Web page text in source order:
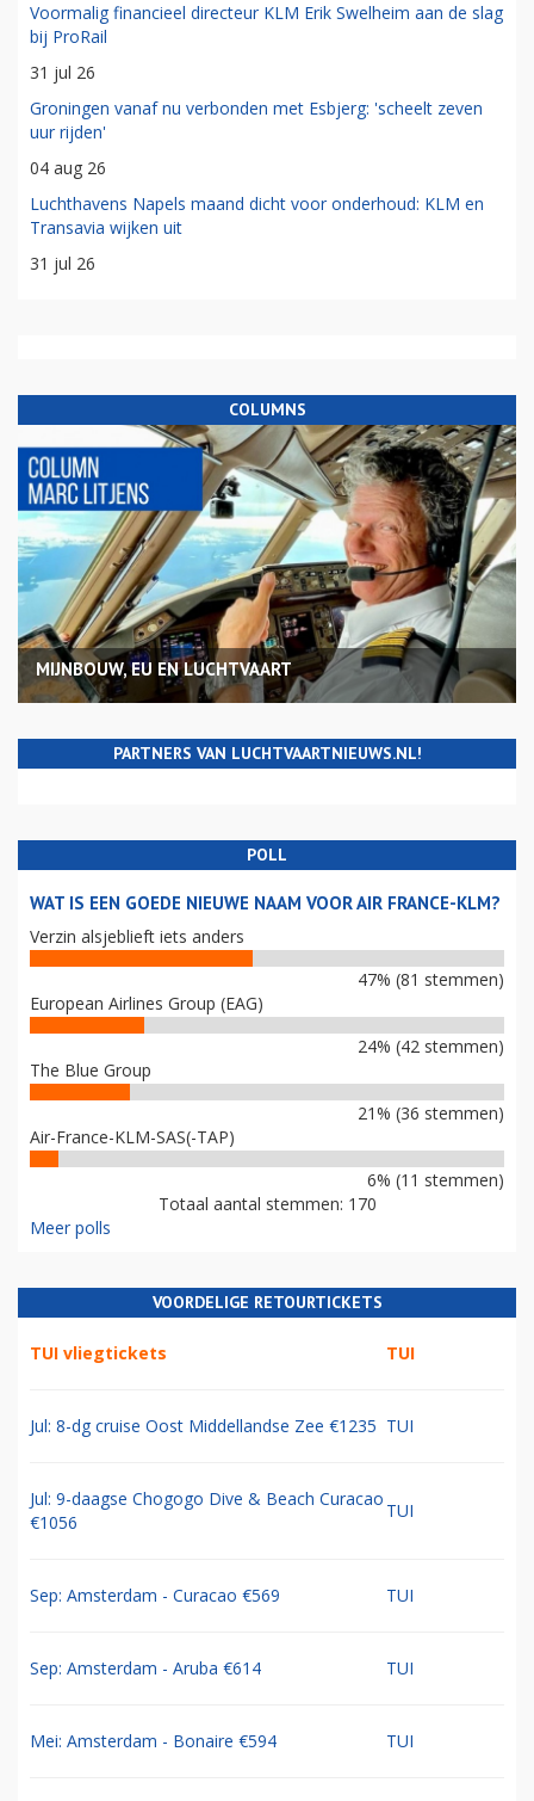
Voormalig financieel directeur KLM Erik Swelheim aan de slag
bij ProRail
31 jul 26
Groningen vanaf nu verbonden met Esbjerg: 'scheelt zeven
uur rijden'
04 aug 26
Luchthavens Napels maand dicht voor onderhoud: KLM en
Transavia wijken uit
31 jul 26
COLUMNS
MIJNBOUW, EU EN LUCHTVAART
PARTNERS VAN LUCHTVAARTNIEUWS.NL!
POLL
WAT IS EEN GOEDE NIEUWE NAAM VOOR AIR FRANCE-KLM?
Verzin alsjeblieft iets anders
47% (81 stemmen)
European Airlines Group (EAG)
24% (42 stemmen)
The Blue Group
21% (36 stemmen)
Air-France-KLM-SAS(-TAP)
6% (11 stemmen)
Totaal aantal stemmen: 170
Meer polls
VOORDELIGE RETOURTICKETS
TUI vliegtickets TUI
Jul: 8-dg cruise Oost Middellandse Zee €1235 TUI
Jul: 9-daagse Chogogo Dive & Beach Curacao
€1056
TUI
Sep: Amsterdam - Curacao €569 TUI
Sep: Amsterdam - Aruba €614 TUI
Mei: Amsterdam - Bonaire €594 TUI